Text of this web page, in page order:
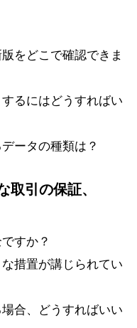
をどこで確認できま
るにはどうすればい
ータの種類は？
取引の保証、
すか？
措置が講じられてい
合、どうすればいい